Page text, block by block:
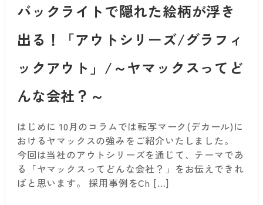
バックライトで隠れた絵柄が浮き
出る！「アウトシリーズ/グラフィ
ックアウト」/～ヤマックスってど
んな会社？～
はじめに 10月のコラムでは転写マーク(デカール)に
おけるヤマックスの強みをご紹介いたしました。
今回は当社のアウトシリーズを通じて、テーマであ
る「ヤマックスってどんな会社？」をお伝えできれ
ばと思います。 採用事例をCh […]